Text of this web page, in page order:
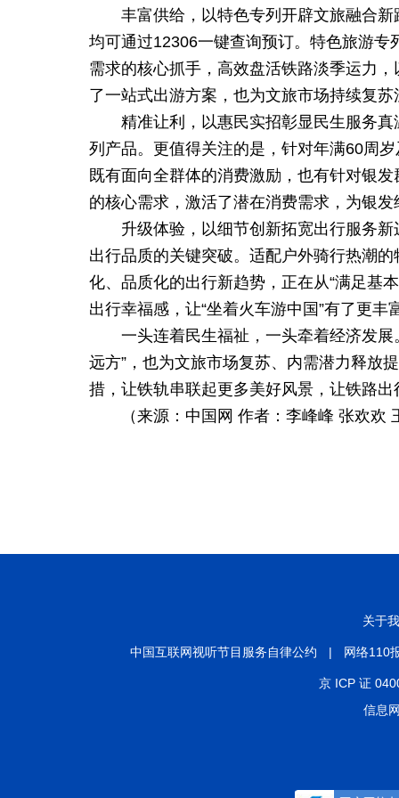
丰富供给，以特色专列开辟文旅融合
均可通过12306一键查询预订。特色旅游专
需求的核心抓手，高效盘活铁路淡季运力
了一站式出游方案，也为文旅市场持续复
精准让利，以惠民实招彰显民生服务
列产品。更值得关注的是，针对年满60周
既有面向全群体的消费激励，也有针对银
的核心需求，激活了潜在消费需求，为银
升级体验，以细节创新拓宽出行服务
出行品质的关键突破。适配户外骑行热潮
化、品质化的出行新趋势，正在从“满足基
出行幸福感，让“坐着火车游中国”有了更丰
一头连着民生福祉，一头牵着经济发
远方”，也为文旅市场复苏、内需潜力释放
措，让铁轨串联起更多美好风景，让铁路
（来源：中国网 作者：李峰峰 张欢欢
关于
中国互联网视听节目服务自律公约 | 网络110
京 ICP 证
信息